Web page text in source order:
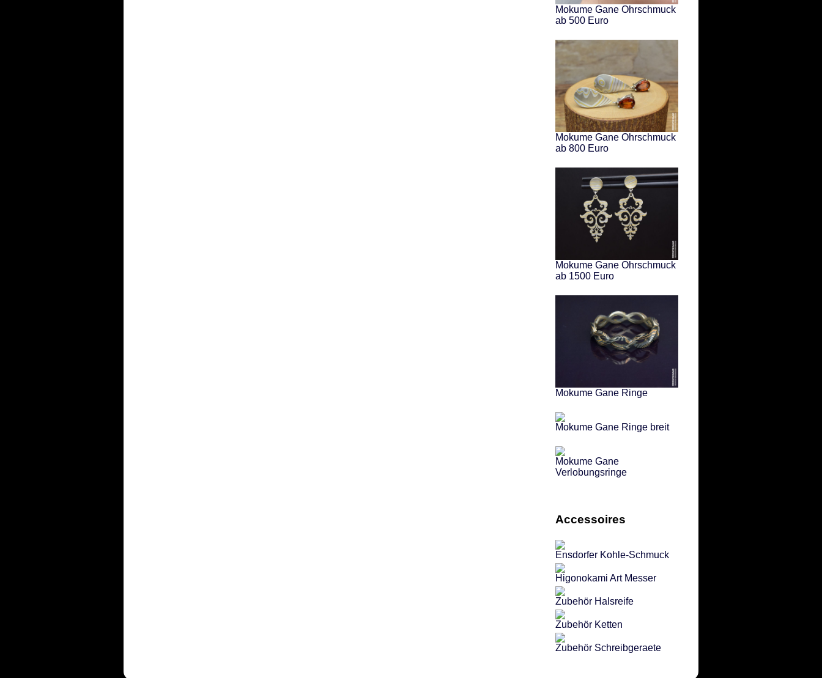
Mokume Gane Ohrschmuck
ab 500 Euro
Mokume Gane Ohrschmuck
ab 800 Euro
Mokume Gane Ohrschmuck
ab 1500 Euro
Mokume Gane Ringe
Mokume Gane Ringe breit
Mokume Gane
Verlobungsringe
Accessoires
Ensdorfer Kohle-Schmuck
Higonokami Art Messer
Zubehör Halsreife
Zubehör Ketten
Zubehör Schreibgeraete